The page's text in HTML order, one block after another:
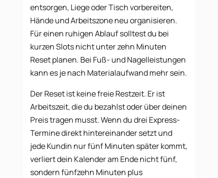
entsorgen, Liege oder Tisch vorbereiten,
Hände und Arbeitszone neu organisieren.
Für einen ruhigen Ablauf solltest du bei
kurzen Slots nicht unter zehn Minuten
Reset planen. Bei Fuß- und Nagelleistungen
kann es je nach Materialaufwand mehr sein.
Der Reset ist keine freie Restzeit. Er ist
Arbeitszeit, die du bezahlst oder über deinen
Preis tragen musst. Wenn du drei Express-
Termine direkt hintereinander setzt und
jede Kundin nur fünf Minuten später kommt,
verliert dein Kalender am Ende nicht fünf,
sondern fünfzehn Minuten plus